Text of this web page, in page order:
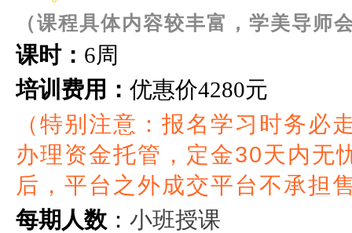
（课程具体内容较丰富，学美导师
课时： 6周
培训费用： 优惠价4280元
（特别注意：报名学习时务必
办理资金托管，定金30天内无
后，平台之外成交平台不承担
每期人数 ： 小班授课